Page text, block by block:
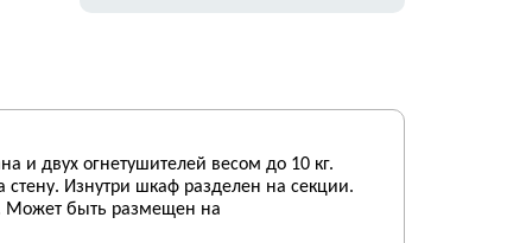
двух огнетушителей весом до 10 кг.
Изнутри шкаф разделен на секции.
Может быть размещен на